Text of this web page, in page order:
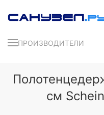
ПРОИЗВОДИТЕЛИ
см